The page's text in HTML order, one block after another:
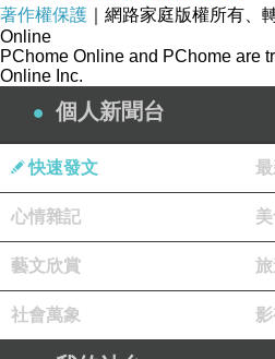
著作權保護 ｜網路家庭版權所有、
Online
PChome Online and PChome are
Online Inc.
個人新聞台
快速發文
心情雜記
藝文欣賞
社會萬象